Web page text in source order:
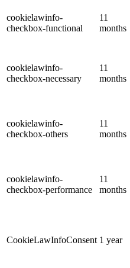
cookielawinfo-
checkbox-functional
11
months
cookielawinfo-
checkbox-necessary
11
months
cookielawinfo-
checkbox-others
11
months
cookielawinfo-
checkbox-performance
11
months
CookieLawInfoConsent 1 year